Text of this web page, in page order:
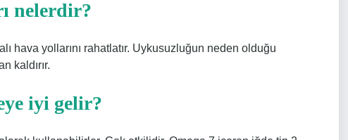
nelerdir?
hava yollarını rahatlatır. Uykusuzluğun neden olduğu
kaldırır.
iyi gelir?